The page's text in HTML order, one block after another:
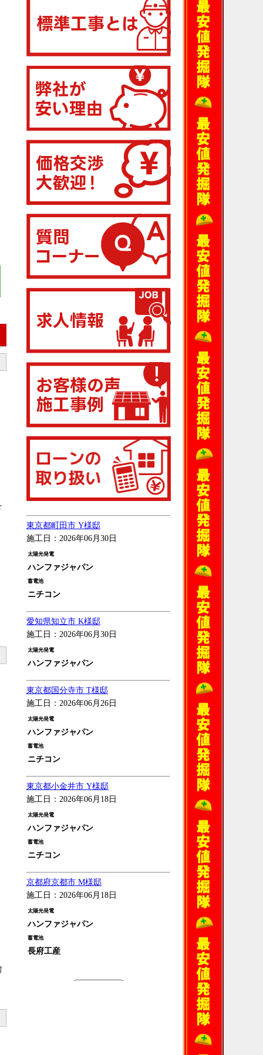
東京都町田市 Y様邸
施工日：2026年06月30日
太陽光発電
ハンファジャパン
蓄電池
ニチコン
愛知県知立市 K様邸
施工日：2026年06月30日
太陽光発電
ハンファジャパン
東京都国分寺市 T様邸
施工日：2026年06月26日
太陽光発電
ハンファジャパン
蓄電池
ニチコン
東京都小金井市 Y様邸
施工日：2026年06月18日
太陽光発電
ハンファジャパン
蓄電池
ニチコン
京都府京都市 M様邸
施工日：2026年06月18日
太陽光発電
ハンファジャパン
蓄電池
長府工産